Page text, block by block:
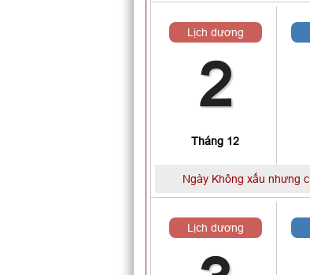
Lịch dương
2
Tháng 12
Ngày Không xấu nhưng
Lịch dương